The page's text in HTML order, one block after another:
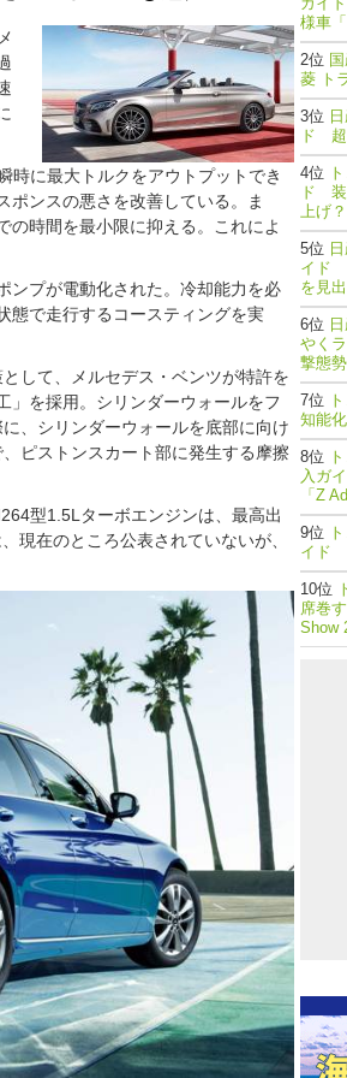
時に最大トルクをアウトプットでき
ポンスの悪さを改善している。ま
の時間を最小限に抑える。これによ
ンプが電動化された。冷却能力を必
態で走行するコースティングを実
して、メルセデス・ベンツが特許を
」を採用。シリンダーウォールをフ
、シリンダーウォールを底部に向け
ピストンスカート部に発生する摩擦
型1.5Lターボエンジンは、最高出
現在のところ公表されていないが、
様車
菱 ト
ド 超
ド 装
上げ？
イド
を見
やく
撃態
知能
入ガ
「Z
イド
席巻
Show